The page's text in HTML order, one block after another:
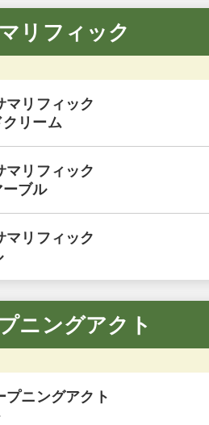
リフィック
マリフィック
リーム
マリフィック
ブル
マリフィック
ニングアクト
プニングアクト